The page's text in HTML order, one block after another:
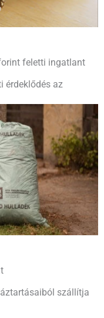
feletti ingatlant
érdeklődés az
szállítja